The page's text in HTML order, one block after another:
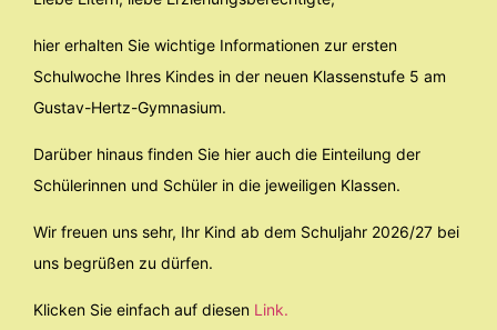
hier erhalten Sie wichtige Informationen zur ersten
Schulwoche Ihres Kindes in der neuen Klassenstufe 5 am
Gustav-Hertz-Gymnasium.
Darüber hinaus finden Sie hier auch die Einteilung der
Schülerinnen und Schüler in die jeweiligen Klassen.
Wir freuen uns sehr, Ihr Kind ab dem Schuljahr 2026/27 bei
uns begrüßen zu dürfen.
Klicken Sie einfach auf diesen Link.